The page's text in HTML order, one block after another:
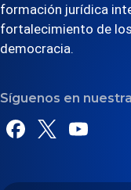
formación jurídica
fortalecimiento de
democracia.
Síguenos en